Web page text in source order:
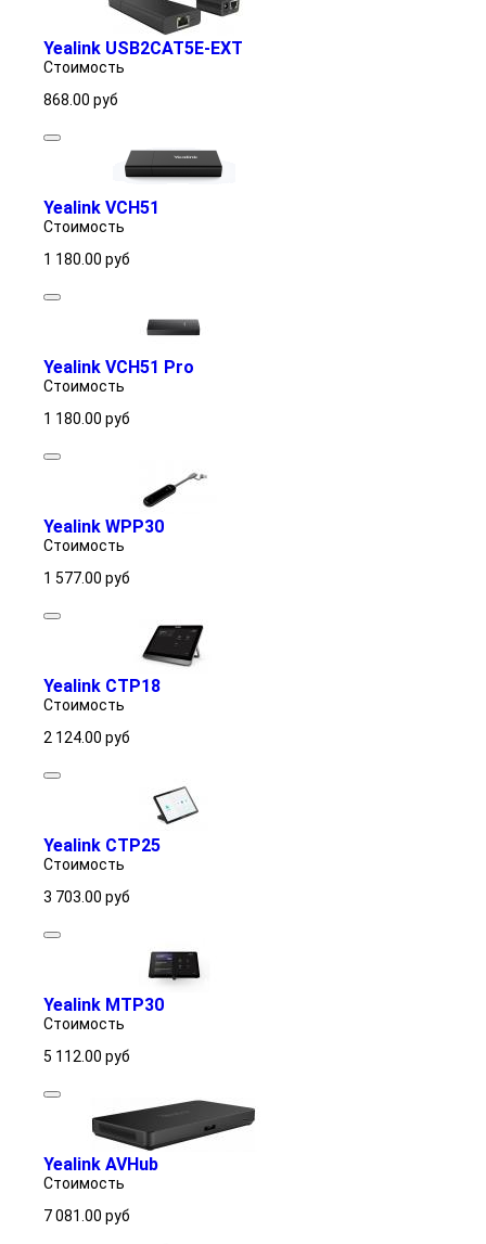
Yealink USB2CAT5E-EXT
Стоимость
868.00 руб
Yealink VCH51
Стоимость
1 180.00 руб
Yealink VCH51 Pro
Стоимость
1 180.00 руб
Yealink WPP30
Стоимость
1 577.00 руб
Yealink CTP18
Стоимость
2 124.00 руб
Yealink CTP25
Стоимость
3 703.00 руб
Yealink MTP30
Стоимость
5 112.00 руб
Yealink AVHub
Стоимость
7 081.00 руб